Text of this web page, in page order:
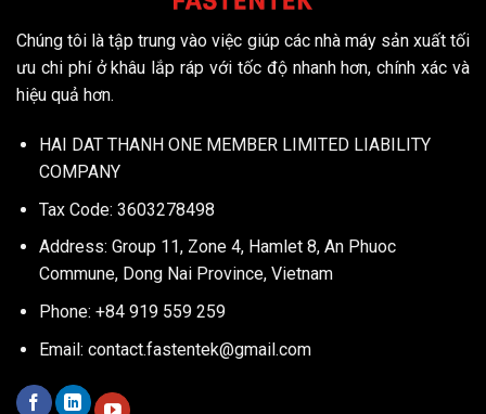
Chúng tôi là tập trung vào việc giúp các nhà máy sản xuất tối
ưu chi phí ở khâu lắp ráp với tốc độ nhanh hơn, chính xác và
hiệu quả hơn.
HAI DAT THANH ONE MEMBER LIMITED LIABILITY
COMPANY
Tax Code: 3603278498
Address: Group 11, Zone 4, Hamlet 8, An Phuoc
Commune, Dong Nai Province, Vietnam
Phone: +84 919 559 259
Email: contact.fastentek@gmail.com